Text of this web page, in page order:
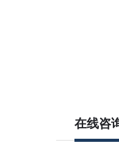
在线咨